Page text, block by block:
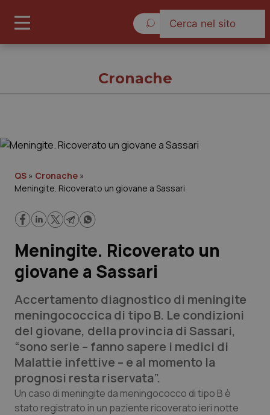
Cronache
Lavoro e Professioni
Scienza e Farmaci
Studi e Analisi
Lettere al direttore
Edizioni Regionali
Cronache
QS » Cronache »
Meningite. Ricoverato un giovane a Sassari
Meningite. Ricoverato un
giovane a Sassari
Accertamento diagnostico di meningite
meningococcica di tipo B. Le condizioni
del giovane, della provincia di Sassari,
“sono serie – fanno sapere i medici di
Malattie infettive – e al momento la
prognosi resta riservata”.
Un caso di meningite da meningococco di tipo B è
stato registrato in un paziente ricoverato ieri notte